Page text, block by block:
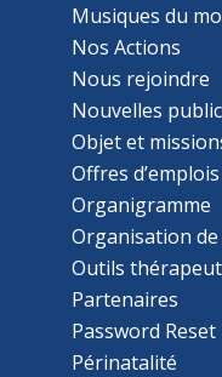
Musiques du
Nos Actions
Nous rejoindre
Nouvelles
Objet et
Offres d’emplois
Organigramme
Organisation
Outils
Partenaires
Password Reset
Périnatalité